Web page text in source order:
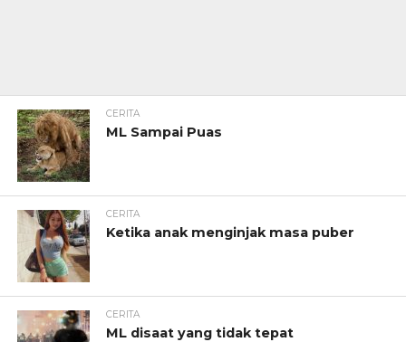
CERITA
ML Sampai Puas
CERITA
Ketika anak menginjak masa puber
CERITA
ML disaat yang tidak tepat